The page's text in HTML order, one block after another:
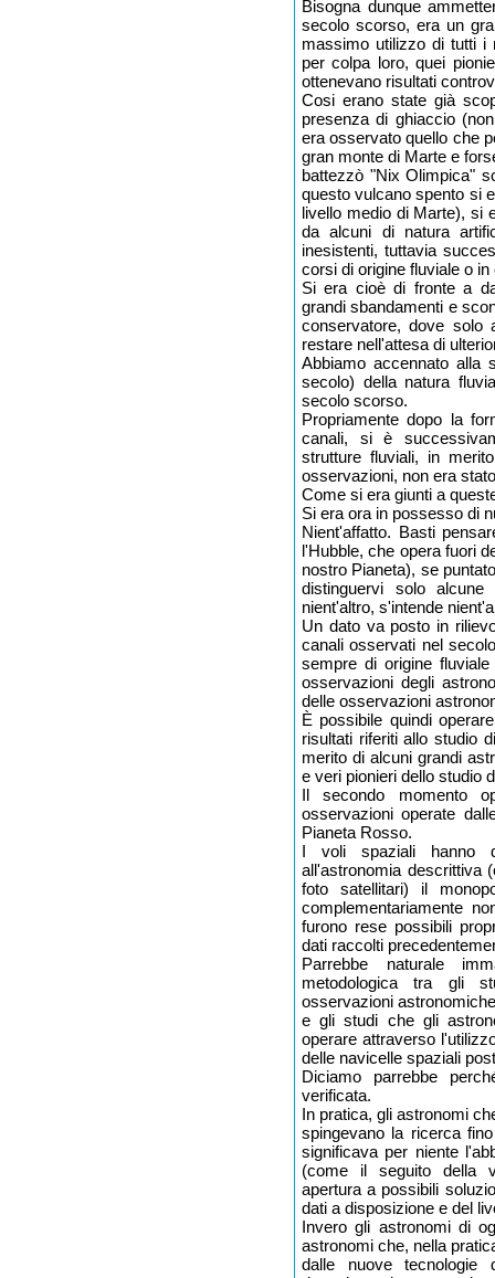
Bisogna dunque
secolo scorso, era un
massimo utilizzo di tutti i
per colpa loro, quei
ottenevano risultati
Cosi erano state già
presenza di ghiaccio
era osservato quello che
gran monte di Marte e
battezzò "Nix Olimpica"
questo vulcano spento si
livello medio di Marte), si
da alcuni di natura
inesistenti, tuttavia
corsi di origine fluviale o
Si era cioè di fronte a
grandi sbandamenti e
conservatore, dove solo
restare nell'attesa di
Abbiamo accennato alla
secolo) della natura
secolo scorso.
Propriamente dopo la
canali, si è
strutture fluviali, in
osservazioni, non era
Come si era giunti a
Si era ora in possesso di
Nient'affatto. Basti
l'Hubble, che opera fuori
nostro Pianeta), se
distinguervi solo
nient'altro, s'intende
Un dato va posto in
canali osservati nel
sempre di origine
osservazioni degli
delle osservazioni
È possibile quindi
risultati riferiti allo studio
merito di alcuni grandi
e veri pionieri dello studio
Il secondo momento
osservazioni operate
Pianeta Rosso.
I voli spaziali hanno
all'astronomia descrittiva
foto satellitari) il
complementariamente
furono rese possibili
dati raccolti
Parrebbe naturale
metodologica tra gli
osservazioni
e gli studi che gli
operare attraverso
delle navicelle spaziali
Diciamo parrebbe
verificata.
In pratica, gli astronomi
spingevano la ricerca
significava per niente
(come il seguito della
apertura a possibili
dati a disposizione e del
Invero gli astronomi di
astronomi che, nella
dalle nuove tecnologie